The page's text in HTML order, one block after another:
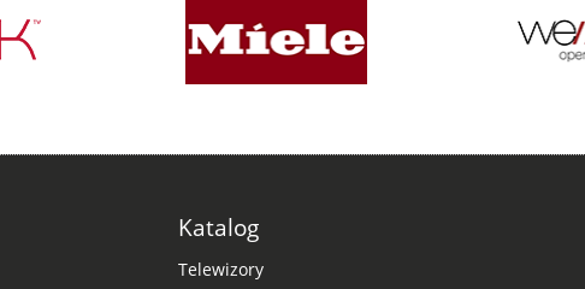
Katalog
Telewizory